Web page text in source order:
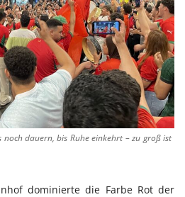
dauern, bis Ruhe einkehrt – zu groß ist
dominierte die Farbe Rot der